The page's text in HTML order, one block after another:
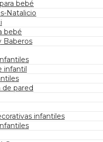
bebé
Natalicio
bebé
Baberos
infantil
de pared
infantiles